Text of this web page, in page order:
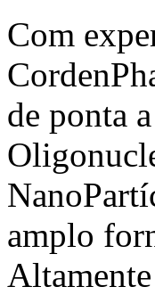
Com
de ponta
amplo